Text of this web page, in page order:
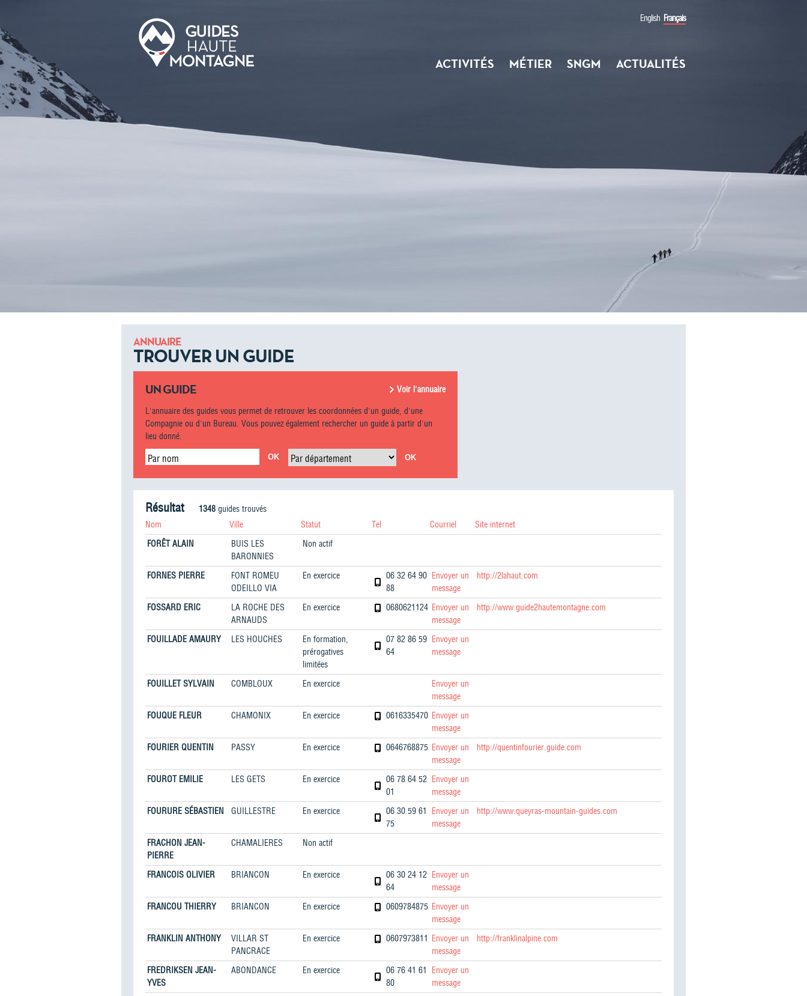
English Français
ACTIVITÉS MÉTIER SNGM ACTUALITÉS
ANNUAIRE
TROUVER UN GUIDE
UN GUIDE
Voir l'annuaire
L'annuaire des guides vous permet de retrouver les coordonnées d'un guide, d'une
Compagnie ou d'un Bureau. Vous pouvez également rechercher un guide à partir d'un
lieu donné.
Par nom Par département
Résultat 1348 guides trouvés
Nom
Ville Statut Tel Courriel
Site internet
FORÊT ALAIN
BUIS LES
BARONNIES
Non actif
FORNES PIERRE
FONT ROMEU
ODEILLO VIA
En exercice
06 32 64 90
88
Envoyer un
message
http://2lahaut.com
FOSSARD ERIC
LA ROCHE DES
ARNAUDS
En exercice 0680621124 Envoyer un
message
http://www.guide2hautemontagne.com
FOUILLADE AMAURY LES HOUCHES
En formation,
prérogatives
limitées
07 82 86 59
64
Envoyer un
message
FOUILLET SYLVAIN COMBLOUX En exercice
Envoyer un
message
FOUQUE FLEUR
CHAMONIX En exercice 0616335470 Envoyer un
message
FOURIER QUENTIN
PASSY En exercice 0646768875 Envoyer un
message
http://quentinfourier.guide.com
FOUROT EMILIE LES GETS En exercice
06 78 64 52
01
Envoyer un
message
FOURURE SÉBASTIEN
GUILLESTRE En exercice
06 30 59 61
75
Envoyer un
message
http://www.queyras-mountain-guides.com
FRACHON JEAN-
PIERRE
CHAMALIERES Non actif
FRANCOIS OLIVIER BRIANCON En exercice
06 30 24 12
64
Envoyer un
message
FRANCOU THIERRY
BRIANCON En exercice 0609784875 Envoyer un
message
FRANKLIN ANTHONY
VILLAR ST
PANCRACE
En exercice 0607973811 Envoyer un
message
http://franklinalpine.com
FREDRIKSEN JEAN-
YVES
ABONDANCE En exercice
06 76 41 61
80
Envoyer un
message